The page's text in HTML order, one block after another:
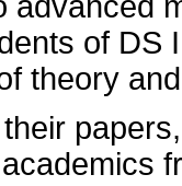
of DS
theory